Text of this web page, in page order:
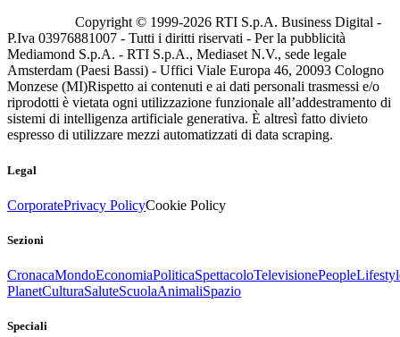
Copyright © 1999-2026 RTI S.p.A. Business Digital -
P.Iva 03976881007 - Tutti i diritti riservati - Per la pubblicità
Mediamond S.p.A. - RTI S.p.A., Mediaset N.V., sede legale
Amsterdam (Paesi Bassi) - Uffici Viale Europa 46, 20093 Cologno
Monzese (MI)Rispetto ai contenuti e ai dati personali trasmessi e/o
riprodotti è vietata ogni utilizzazione funzionale all’addestramento di
sistemi di intelligenza artificiale generativa. È altresì fatto divieto
espresso di utilizzare mezzi automatizzati di data scraping.
Legal
CorporatePrivacy PolicyCookie Policy
Sezioni
CronacaMondoEconomiaPoliticaSpettacoloTelevisionePeople
PlanetCulturaSaluteScuolaAnimaliSpazio
Speciali